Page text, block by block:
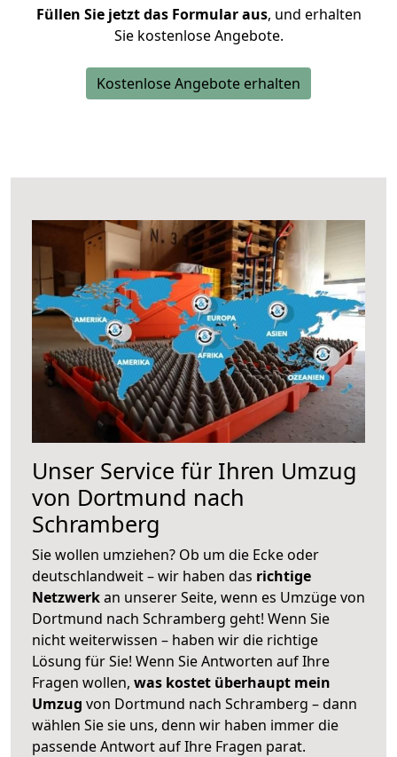
Füllen Sie jetzt das Formular aus, und erhalten
Sie kostenlose Angebote.
Kostenlose Angebote erhalten
Unser Service für Ihren Umzug
von Dortmund nach
Schramberg
Sie wollen umziehen? Ob um die Ecke oder
deutschlandweit – wir haben das richtige
Netzwerkan unserer Seite, wenn es Umzüge von
Dortmund nach Schramberg geht! Wenn Sie
nicht weiterwissen – haben wir die richtige
Lösung für Sie! Wenn Sie Antworten auf Ihre
Fragen wollen, was kostet überhaupt mein
Umzug von Dortmund nach Schramberg – dann
wählen Sie sie uns, denn wir haben immer die
passende Antwort auf Ihre Fragen parat.